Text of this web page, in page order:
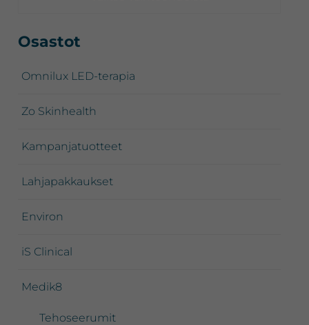
Ensisijainen
Osastot
Omnilux LED-terapia
Zo Skinhealth
Kampanjatuotteet
Lahjapakkaukset
Environ
iS Clinical
Medik8
Tehoseerumit